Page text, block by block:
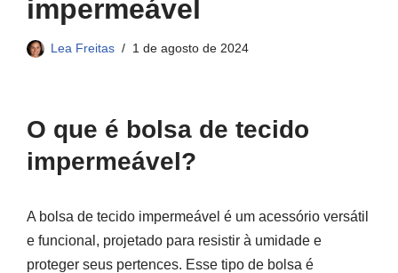
impermeável
Lea Freitas 1 de agosto de 2024
O que é bolsa de tecido
impermeável?
A bolsa de tecido impermeável é um acessório versátil
e funcional, projetado para resistir à umidade e
proteger seus pertences. Esse tipo de bolsa é